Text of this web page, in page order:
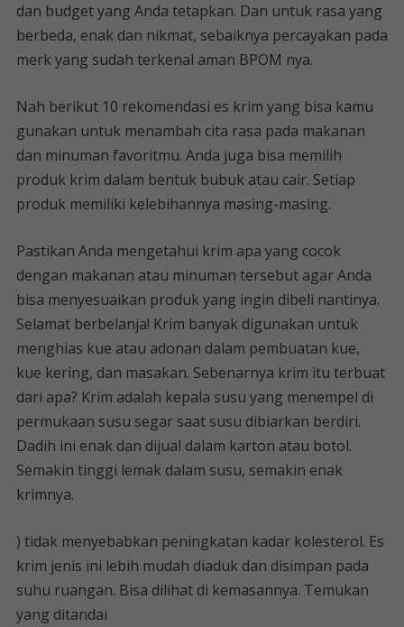
dan budget yang Anda tetapkan. Dan untuk rasa yang
berbeda, enak dan nikmat, sebaiknya percayakan pada
merk yang sudah terkenal aman BPOM nya.
Nah berikut 10 rekomendasi es krim yang bisa kamu
gunakan untuk menambah cita rasa pada makanan
dan minuman favoritmu. Anda juga bisa memilih
produk krim dalam bentuk bubuk atau cair. Setiap
produk memiliki kelebihannya masing-masing.
Pastikan Anda mengetahui krim apa yang cocok
dengan makanan atau minuman tersebut agar Anda
bisa menyesuaikan produk yang ingin dibeli nantinya.
Selamat berbelanja! Krim banyak digunakan untuk
menghias kue atau adonan dalam pembuatan kue,
kue kering, dan masakan. Sebenarnya krim itu terbuat
dari apa? Krim adalah kepala susu yang menempel di
permukaan susu segar saat susu dibiarkan berdiri.
Dadih ini enak dan dijual dalam karton atau botol.
Semakin tinggi lemak dalam susu, semakin enak
krimnya.
) tidak menyebabkan peningkatan kadar kolesterol. Es
krim jenis ini lebih mudah diaduk dan disimpan pada
suhu ruangan. Bisa dilihat di kemasannya. Temukan
yang ditandai